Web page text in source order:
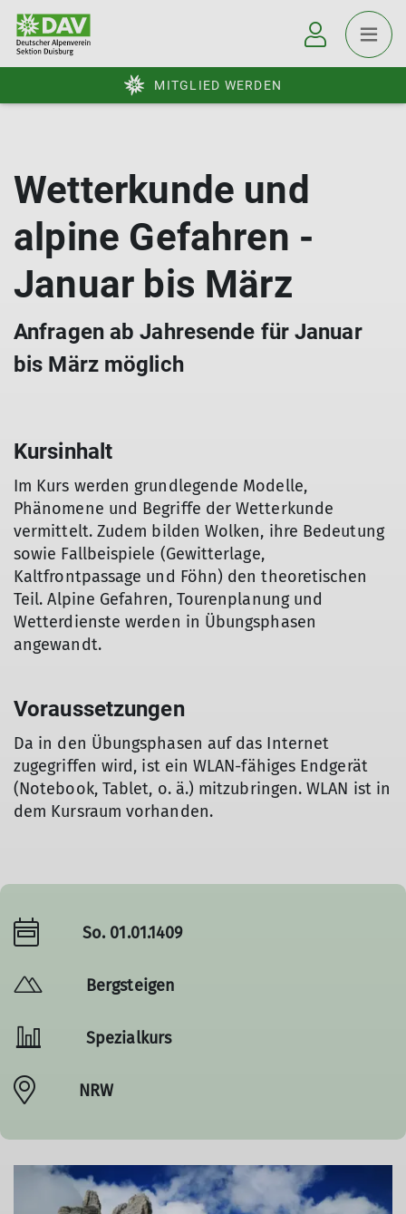
MITGLIED WERDEN
Wetterkunde und
alpine Gefahren -
Januar bis März
Anfragen ab Jahresende für Januar
bis März möglich
Kursinhalt
Im Kurs werden grundlegende Modelle,
Phänomene und Begriffe der Wetterkunde
vermittelt. Zudem bilden Wolken, ihre Bedeutung
sowie Fallbeispiele (Gewitterlage,
Kaltfrontpassage und Föhn) den theoretischen
Teil. Alpine Gefahren, Tourenplanung und
Wetterdienste werden in Übungsphasen
angewandt.
Voraussetzungen
Da in den Übungsphasen auf das Internet
zugegriffen wird, ist ein WLAN-fähiges Endgerät
(Notebook, Tablet, o. ä.) mitzubringen. WLAN ist in
dem Kursraum vorhanden.
So. 01.01.1409
Bergsteigen
Spezialkurs
NRW